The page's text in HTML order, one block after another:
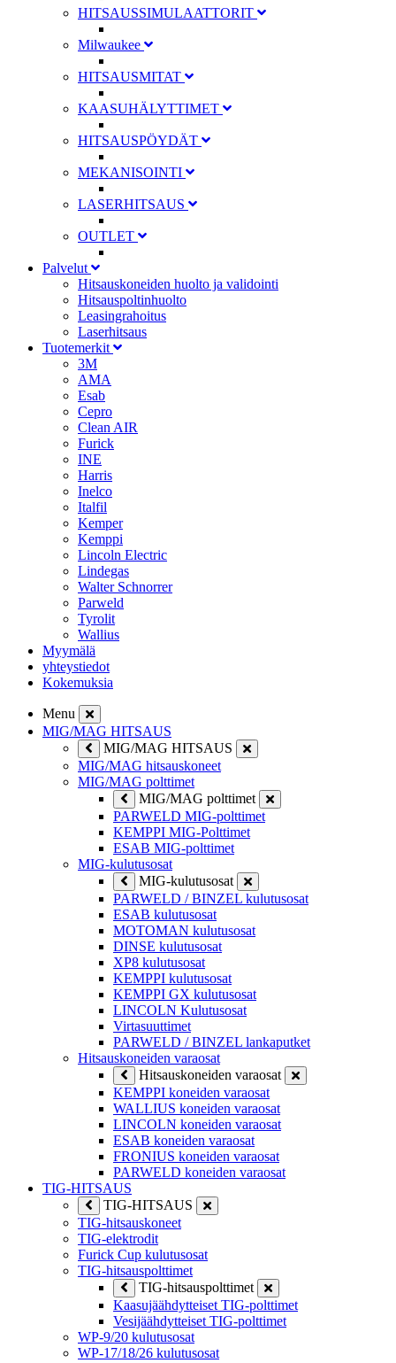
HITSAUSSIMULAATTORIT
Milwaukee
HITSAUSMITAT
KAASUHÄLYTTIMET
HITSAUSPÖYDÄT
MEKANISOINTI
LASERHITSAUS
OUTLET
Palvelut
Hitsauskoneiden huolto ja validointi
Hitsauspoltinhuolto
Leasingrahoitus
Laserhitsaus
Tuotemerkit
3M
AMA
Esab
Cepro
Clean AIR
Furick
INE
Harris
Inelco
Italfil
Kemper
Kemppi
Lincoln Electric
Lindegas
Walter Schnorrer
Parweld
Tyrolit
Wallius
Myymälä
yhteystiedot
Kokemuksia
Menu
MIG/MAG HITSAUS
MIG/MAG HITSAUS
MIG/MAG hitsauskoneet
MIG/MAG polttimet
MIG/MAG polttimet
PARWELD MIG-polttimet
KEMPPI MIG-Polttimet
ESAB MIG-polttimet
MIG-kulutusosat
MIG-kulutusosat
PARWELD / BINZEL kulutusosat
ESAB kulutusosat
MOTOMAN kulutusosat
DINSE kulutusosat
XP8 kulutusosat
KEMPPI kulutusosat
KEMPPI GX kulutusosat
LINCOLN Kulutusosat
Virtasuuttimet
PARWELD / BINZEL lankaputket
Hitsauskoneiden varaosat
Hitsauskoneiden varaosat
KEMPPI koneiden varaosat
WALLIUS koneiden varaosat
LINCOLN koneiden varaosat
ESAB koneiden varaosat
FRONIUS koneiden varaosat
PARWELD koneiden varaosat
TIG-HITSAUS
TIG-HITSAUS
TIG-hitsauskoneet
TIG-elektrodit
Furick Cup kulutusosat
TIG-hitsauspolttimet
TIG-hitsauspolttimet
Kaasujäähdytteiset TIG-polttimet
Vesijäähdytteiset TIG-polttimet
WP-9/20 kulutusosat
WP-17/18/26 kulutusosat